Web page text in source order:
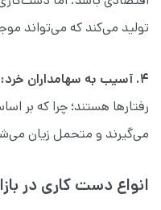
تولید می‌کند که می‌تواند
۴. آسیب به سهامداران خرد:
رفتارها هستند؛ چرا که
می‌گیرند و متحمل زیان
انواع دست کاری در